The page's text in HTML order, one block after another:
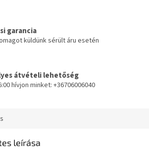
garancia
küldünk sérült áru esetén
átvételi lehetőség
hívjon minket: +36706006040
leírása